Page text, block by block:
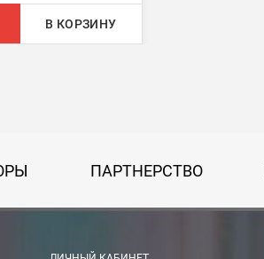
В КОРЗИНУ
ПАРТНЕРСТВО